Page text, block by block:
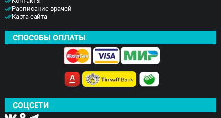
Расписание врачей
Карта сайта
СПОСОБЫ ОПЛАТЫ
СОЦСЕТИ